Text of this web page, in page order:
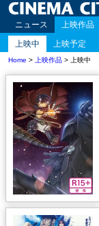
ニュース 上映作品
上映中
上映予定
Home > 上映作品 > 上映中